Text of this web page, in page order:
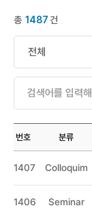
총 1487 건
번호 분류
1407 Colloquim
1406 Seminar